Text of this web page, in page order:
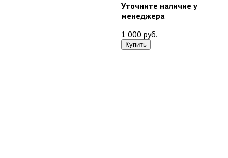
Уточните наличие у
менеджера
1 000 руб.